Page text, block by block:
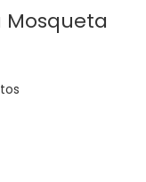
Mosqueta